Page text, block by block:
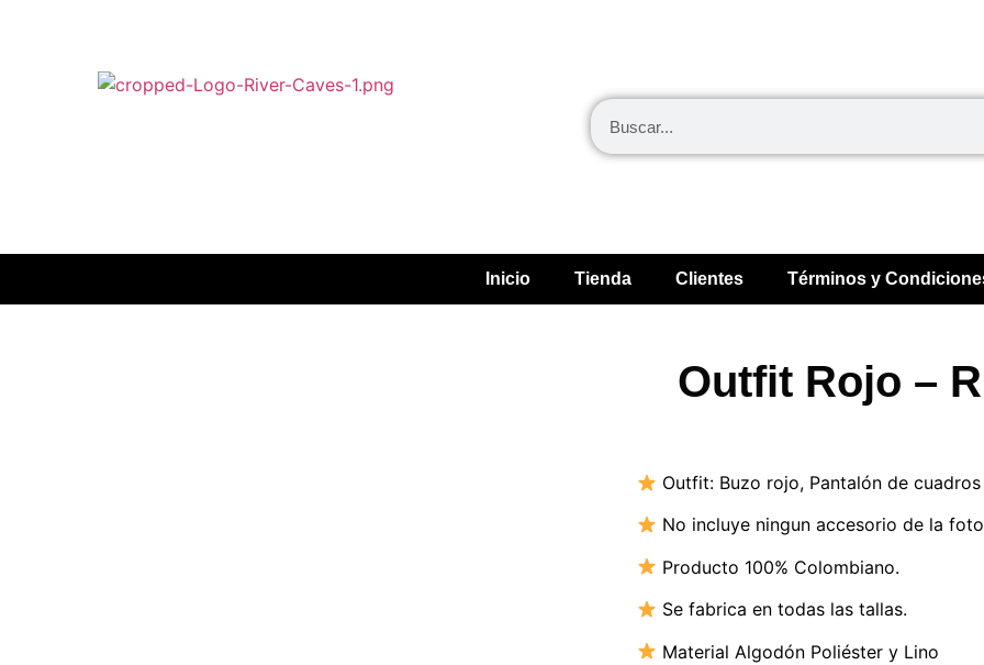
Inicio Tienda Clientes Términos y
Outfit Rojo –
Outfit: Buzo rojo, Pantalón de
No incluye ningun accesorio de la
Producto 100% Colombiano.
Se fabrica en todas las tallas.
Material Algodón Poliéster y Lino